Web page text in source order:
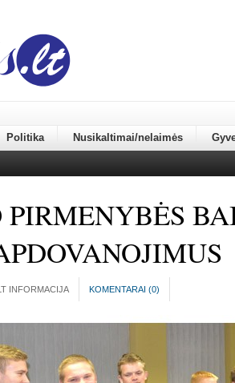
Politika Nusikaltimai/nelaimės
INFORMACIJA KOMENTARAI (0)